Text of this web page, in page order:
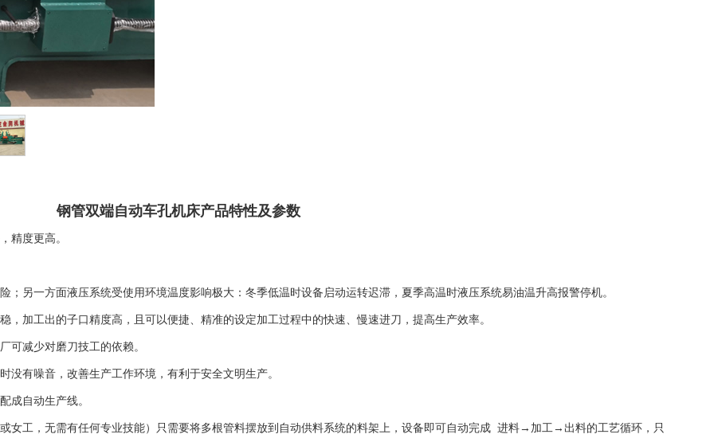
钢管双端自动车孔机床产品特性及参数
精度更高。
另一方面液压系统受使用环境温度影响极大：冬季低温时设备启动运转迟滞，夏季高温时液压系统易油温升高报警停机。
加工出的子口精度高，且可以便捷、精准的设定加工过程中的快速、慢速进刀，提高生产效率。
可减少对磨刀技工的依赖。
有噪音，改善生产工作环境，有利于安全文明生产。
成自动生产线。
女工，无需有任何专业技能）只需要将多根管料摆放到自动供料系统的料架上，设备即可自动完成 进料→加工→出料的工艺循环，只